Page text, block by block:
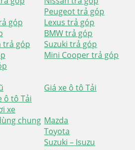
Peugeot trả góp
góp
Lexus trả góp
BMW trả góp
trả góp
Suzuki trả góp
Mini Cooper trả góp
Giá xe ô tô Tải
ô tô Tải
xe
chung Mazda
Toyota
Suzuki – Isuzu